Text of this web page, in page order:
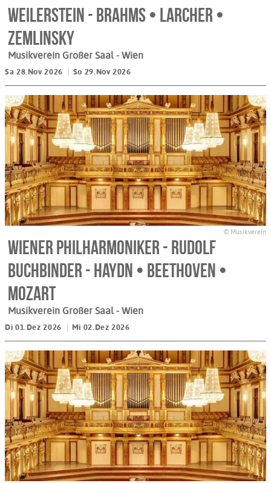
Weilerstein - Brahms • Larcher •
Zemlinsky
Musikverein Großer Saal - Wien
Sa 28.Nov 2026 So 29.Nov 2026
© Musikverein
Wiener Philharmoniker - Rudolf
Buchbinder - Haydn • Beethoven •
Mozart
Musikverein Großer Saal - Wien
Di 01.Dez 2026 Mi 02.Dez 2026